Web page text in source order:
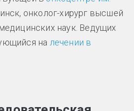
онколог-хирург высшей
наук. Ведущих
на лечении в